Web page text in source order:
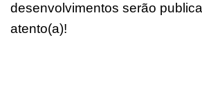
desenvolvimentos serão
atento(a)!